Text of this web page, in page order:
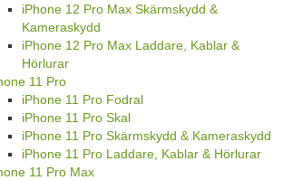
iPhone 12 Pro Max Skärmskydd &
Kameraskydd
iPhone 12 Pro Max Laddare, Kablar &
Hörlurar
11 Pro
iPhone 11 Pro Fodral
iPhone 11 Pro Skal
iPhone 11 Pro Skärmskydd & Kameraskydd
iPhone 11 Pro Laddare, Kablar & Hörlurar
11 Pro Max